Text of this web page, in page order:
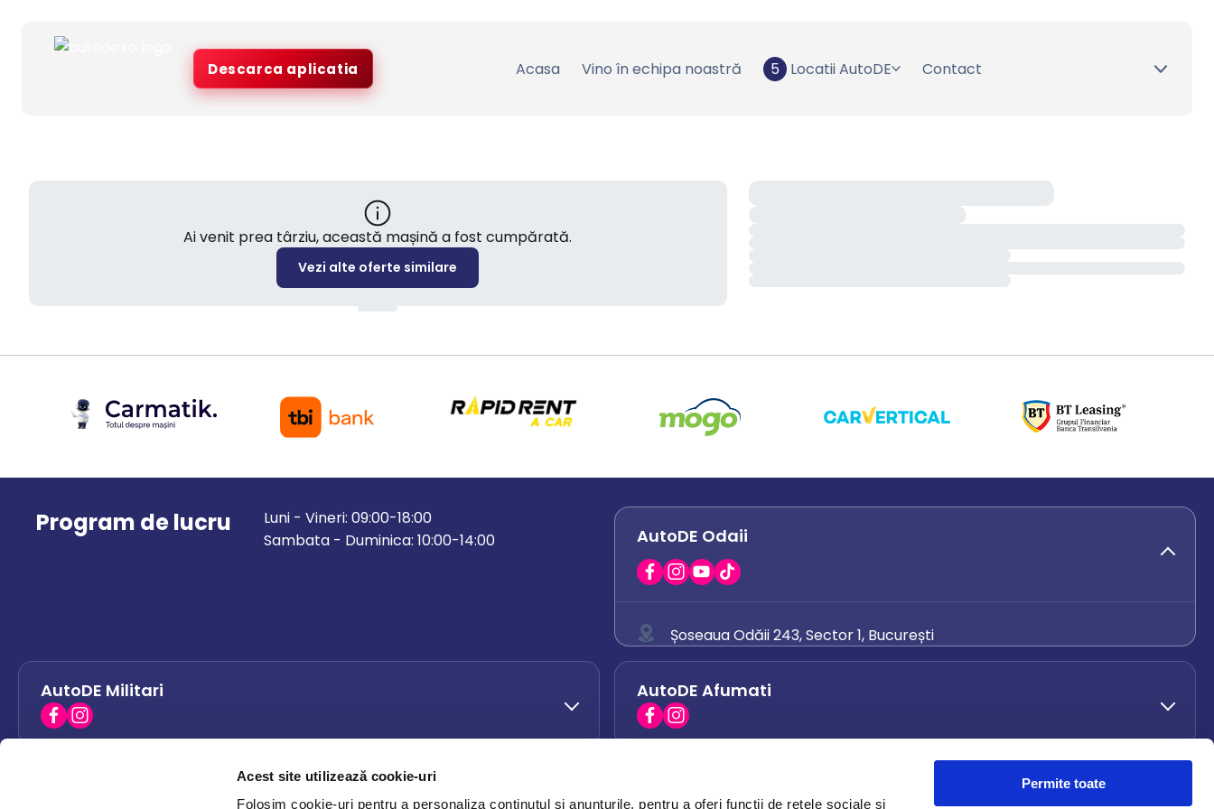
Acest site utilizează cookie-uri
Folosim cookie-uri pentru a personaliza conținutul și anunțurile, pentru a oferi funcții de rețele sociale și
Permite toate
Descarca aplicatia Acasa Vino în echipa noastră 5 Locatii AutoDE Contact
Ai venit prea târziu, această mașină a fost cumpărată.
Vezi alte oferte similare
Program de lucru
Luni - Vineri: 09:00-18:00
Sambata - Duminica: 10:00-14:00
AutoDE Odaii
Șoseaua Odăii 243, Sector 1, București
0742 444 194
office.odaii@autode.ro
AutoDE Militari AutoDE Afumati